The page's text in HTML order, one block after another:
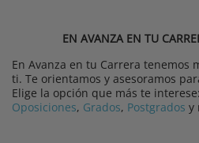
EN AVANZA EN TU
En Avanza en tu Carrera tenemos
ti. Te orientamos y asesoramos
Elige la opción que más te interese:
Oposiciones, Grados, Postgrados y